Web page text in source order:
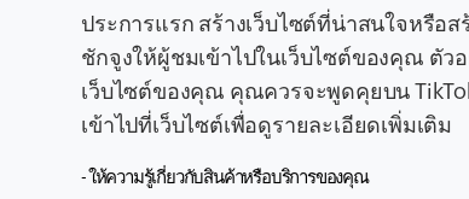
ประการแรก สร้างเว็บไซต์ที่น่าสนใจหรือ
ชักจูงให้ผู้ชมเข้าไปในเว็บไซต์ของคุณ ตั
เว็บไซต์ของคุณ คุณควรจะพูดคุยบน
เข้าไปที่เว็บไซต์เพื่อดูรายละเอียดเพิ่มเติม
- ให้ความรู้เกี่ยวกับสินค้าหรือบริการของคุณ